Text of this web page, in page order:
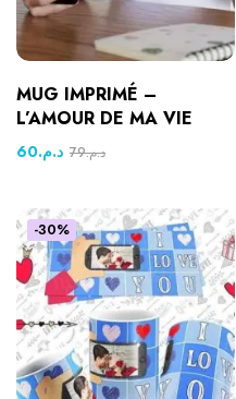
MUG IMPRIMÉ –
L’AMOUR DE MA VIE
د.م.60 د.م.79
-30%